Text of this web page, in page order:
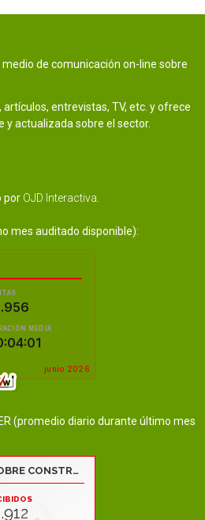
medio de comunicación on-line sobre
entrevistas, TV, etc. y ofrece
y actualizada sobre el sector.
por OJD Interactiva.
mes auditado disponible):
(promedio diario durante último mes